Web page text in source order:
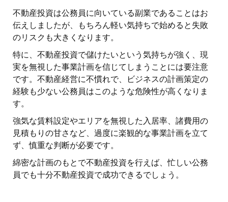
不動産投資は公務員に向いている副業であることはお
伝えしましたが、もちろん軽い気持ちで始めると失敗
のリスクも大きくなります。
特に、不動産投資で儲けたいという気持ちが強く、現
実を無視した事業計画を信じてしまうことには要注意
です。不動産経営に不慣れで、ビジネスの計画策定の
経験も少ない公務員はこのような危険性が高くなりま
す。
強気な賃料設定やエリアを無視した入居率、諸費用の
見積もりの甘さなど、過度に楽観的な事業計画を立て
ず、慎重な判断が必要です。
綿密な計画のもとで不動産投資を行えば、忙しい公務
員でも十分不動産投資で成功できるでしょう。